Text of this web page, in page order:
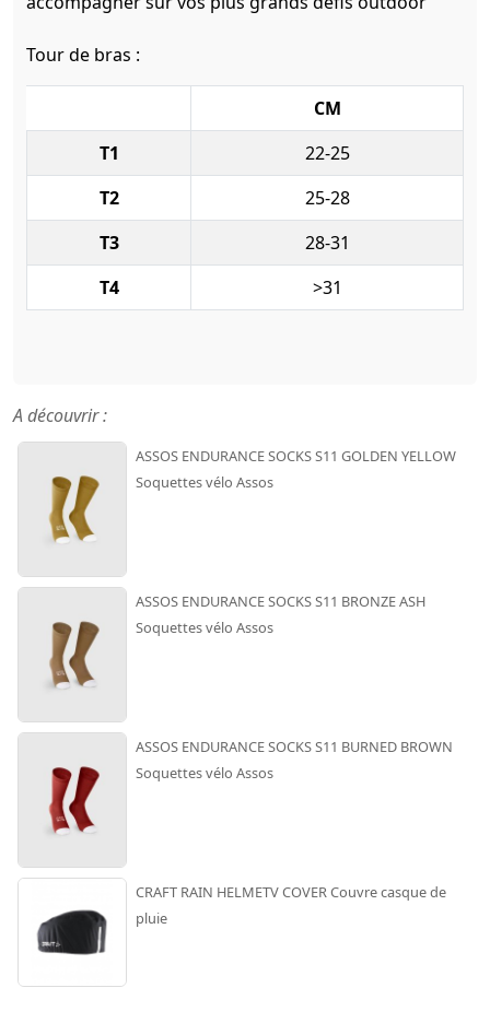
Tour de bras :
CM
T1
22-25
T2
25-28
T3
28-31
T4
>31
A découvrir :
ASSOS ENDURANCE SOCKS S11 GOLDEN YELLOW
Soquettes vélo Assos
ASSOS ENDURANCE SOCKS S11 BRONZE ASH
Soquettes vélo Assos
ASSOS ENDURANCE SOCKS S11 BURNED BROWN
Soquettes vélo Assos
CRAFT RAIN HELMETV COVER Couvre casque de
pluie